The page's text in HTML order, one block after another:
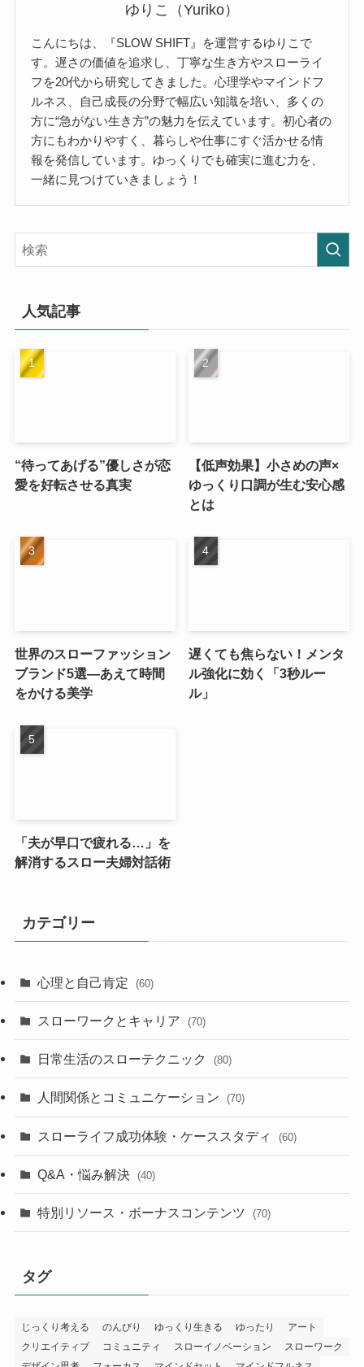
ゆりこ（Yuriko）
こんにちは、『SLOW SHIFT』を運営するゆりこで
す。遅さの価値を追求し、丁寧な生き方やスローライ
フを20代から研究してきました。心理学やマインドフ
ルネス、自己成長の分野で幅広い知識を培い、多くの
方に“急がない生き方”の魅力を伝えています。初心者の
方にもわかりやすく、暮らしや仕事にすぐ活かせる情
報を発信しています。ゆっくりでも確実に進む力を、
一緒に見つけていきましょう！
人気記事
“待ってあげる”優しさが恋
愛を好転させる真実
【低声効果】小さめの声×
ゆっくり口調が生む安心感
とは
世界のスローファッション
ブランド5選—あえて時間
をかける美学
遅くても焦らない！メンタ
ル強化に効く「3秒ルー
ル」
「夫が早口で疲れる…」を
解消するスロー夫婦対話術
カテゴリー
心理と自己肯定 (60)
スローワークとキャリア (70)
日常生活のスローテクニック (80)
人間関係とコミュニケーション (70)
スローライフ成功体験・ケーススタディ (60)
Q&A・悩み解決 (40)
特別リソース・ボーナスコンテンツ (70)
タグ
じっくり考える のんびり ゆっくり生きる ゆったり
アート
クリエイティブ
コミュニティ スローイノベーション
スローワーク